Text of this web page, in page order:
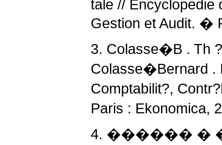
tale // Encyclopedie
Gestion et Audit. �
3. Colasse�B . Th
Colasse�Bernard .
Comptabilit?,
Paris : Ekonomica,
4. ������ �